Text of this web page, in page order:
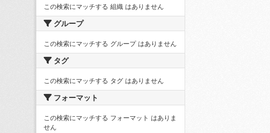
この検索にマッチする 組織 はありません
グループ
この検索にマッチする グループ はありません
タグ
この検索にマッチする タグ はありません
フォーマット
この検索にマッチする フォーマット はありま
せん